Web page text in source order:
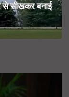
से सीखकर बनाई